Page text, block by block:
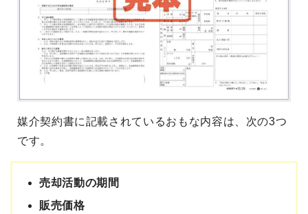
媒介契約書に記載されているおもな内容は、次の3つ
です。
売却活動の期間
販売価格